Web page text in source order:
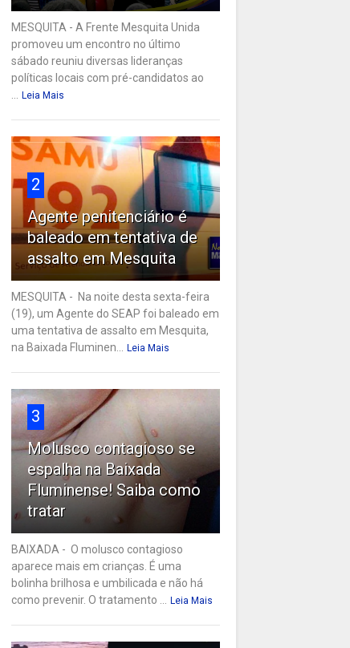
MESQUITA - A Frente Mesquita Unida
promoveu um encontro no último
sábado reuniu diversas lideranças
políticas locais com pré-candidatos ao
... Leia Mais
2
Agente penitenciário é
baleado em tentativa de
assalto em Mesquita
MESQUITA - Na noite desta sexta-feira
(19), um Agente do SEAP foi baleado em
uma tentativa de assalto em Mesquita,
na Baixada Fluminen... Leia Mais
3
Molusco contagioso se
espalha na Baixada
Fluminense! Saiba como
tratar
BAIXADA - O molusco contagioso
aparece mais em crianças. É uma
bolinha brilhosa e umbilicada e não há
como prevenir. O tratamento ... Leia Mais